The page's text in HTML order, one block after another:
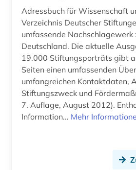
Adressbuch für Wissenschaft
Verzeichnis Deutscher
umfassende Nachschlagewerk
Deutschland. Die aktuelle
19.000 Stiftungsporträts gibt
Seiten einen umfassenden
umfangreichen Kontaktdaten,
Stiftungszweck und
7. Auflage, August 2012).
Information... Mehr